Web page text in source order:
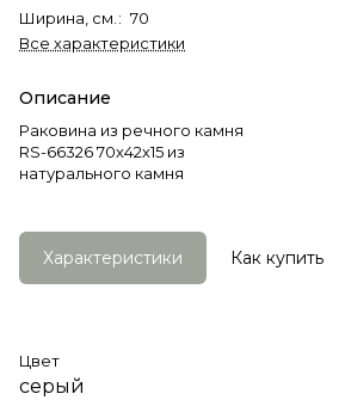
Ширина, см. : 70
Все характеристики
Описание
Раковина из речного камня
RS-66326 70х42х15 из
натурального камня
Характеристики Как купить
Цвет
серый